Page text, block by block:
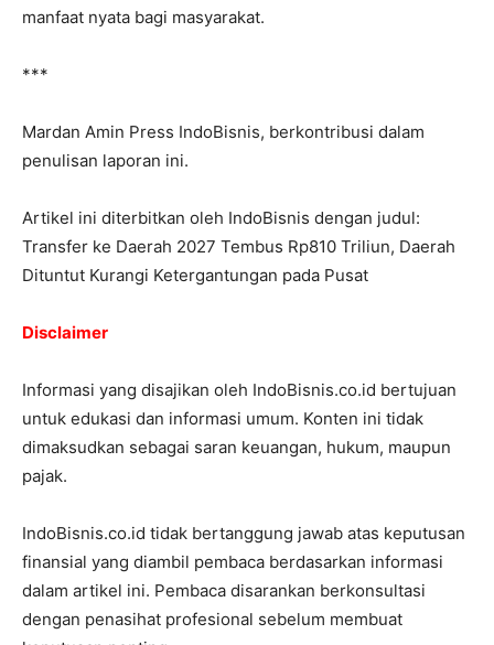
manfaat nyata bagi masyarakat.
***
Mardan Amin Press IndoBisnis, berkontribusi dalam
penulisan laporan ini.
Artikel ini diterbitkan oleh IndoBisnis dengan judul:
Transfer ke Daerah 2027 Tembus Rp810 Triliun, Daerah
Dituntut Kurangi Ketergantungan pada Pusat
Disclaimer
Informasi yang disajikan oleh IndoBisnis.co.id bertujuan
untuk edukasi dan informasi umum. Konten ini tidak
dimaksudkan sebagai saran keuangan, hukum, maupun
pajak.
IndoBisnis.co.id tidak bertanggung jawab atas keputusan
finansial yang diambil pembaca berdasarkan informasi
dalam artikel ini. Pembaca disarankan berkonsultasi
dengan penasihat profesional sebelum membuat